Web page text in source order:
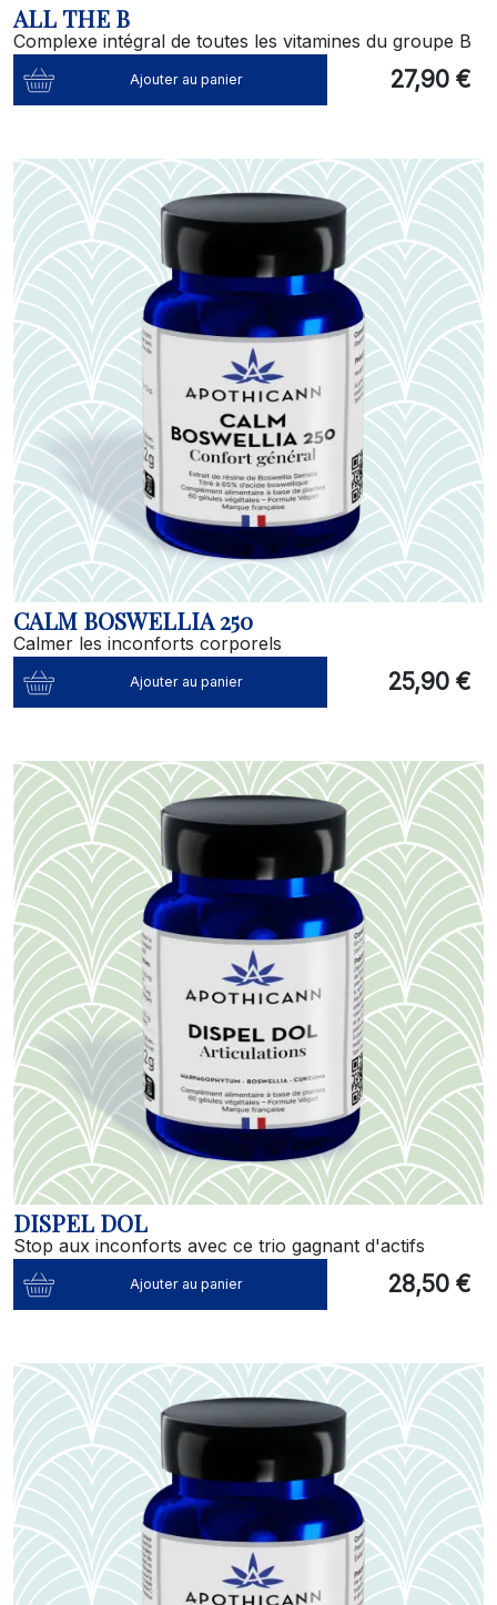
ALL THE B
Complexe intégral de toutes les vitamines du groupe B
Ajouter au panier 27,90 €
CALM BOSWELLIA 250
Calmer les inconforts corporels
Ajouter au panier 25,90 €
DISPEL DOL
Stop aux inconforts avec ce trio gagnant d'actifs
Ajouter au panier 28,50 €